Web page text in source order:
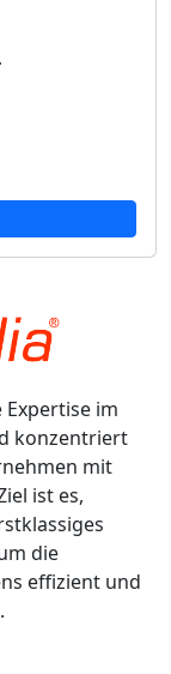
Expertise im
konzentriert
mit
ist es,
die
effizient und